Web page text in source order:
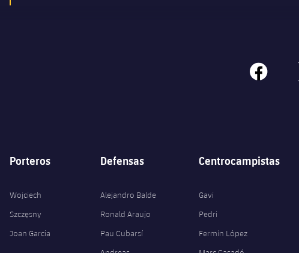
facebook
Porteros
Wojciech
Szczęsny
Joan Garcia
Defensas
Alejandro Balde
Ronald Araujo
Pau Cubarsí
Centrocampistas
Gavi
Pedri
Fermín López